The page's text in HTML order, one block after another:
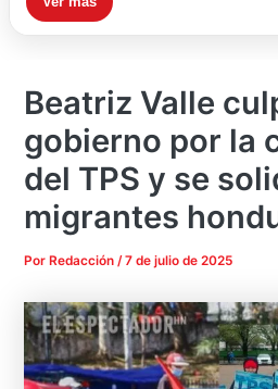
Beatriz Valle
gobierno por la
del TPS y se
migrantes
Por Redacción/7 de julio de 2025